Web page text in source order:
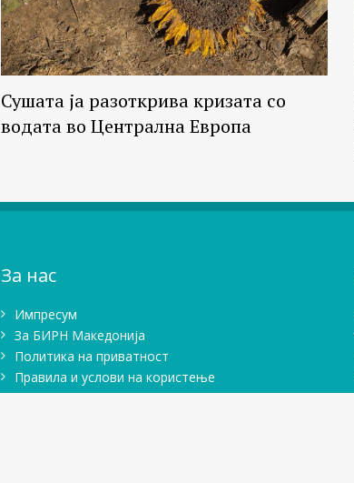
Сушата ја разоткрива кризата со
водата во Централна Европа
За нас
Импресум
Зa БИРН Македонија
Политика на приватност
Правила и услови на користење